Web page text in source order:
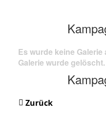
Es wurde keine
Galerie wurde gelöscht.
Zurück